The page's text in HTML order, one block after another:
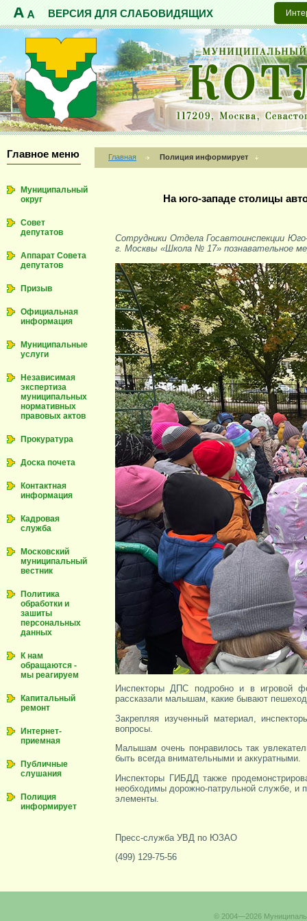
ВЕРСИЯ ДЛЯ СЛАБОВИДЯЩИХ
Главное меню
Муниципальный
округ
Совет
депутатов
Аппарат Совета
депутатов
Призыв
Официальная
информация
Муниципальные
услуги
Независимая
экспертиза
муниципальных
нормативных
правовых актов
Прокуратура
Доска почета
Контактная
информация
Кадровая
служба
Московский
муниципальный
вестник
Политика
обработки и
зашиты
персональных
данных
К нам
обращаются -
мы реагируем
Капитальный
ремонт
Интернет-
приемная
Публичные
слушания
Полиция
информирует
Главная Полиция информирует
На юго-западе столицы
Сотрудники Отдела Госавтоинспекции
г. Москвы «Школа № 17» познавательное
Инспекторы ДПС подробно и в игровой
рассказали малышам, какие бывают
Закрепляя изученный материал,
вопросы.
Малышам очень понравилось так
быть всегда внимательными и аккуратными.
Инспекторы ГИБДД также
необходимы дорожно-патрульной службе, и
элементы.
Пресс-служба УВД по ЮЗАО
(499) 129-75-56
© 2004—2026